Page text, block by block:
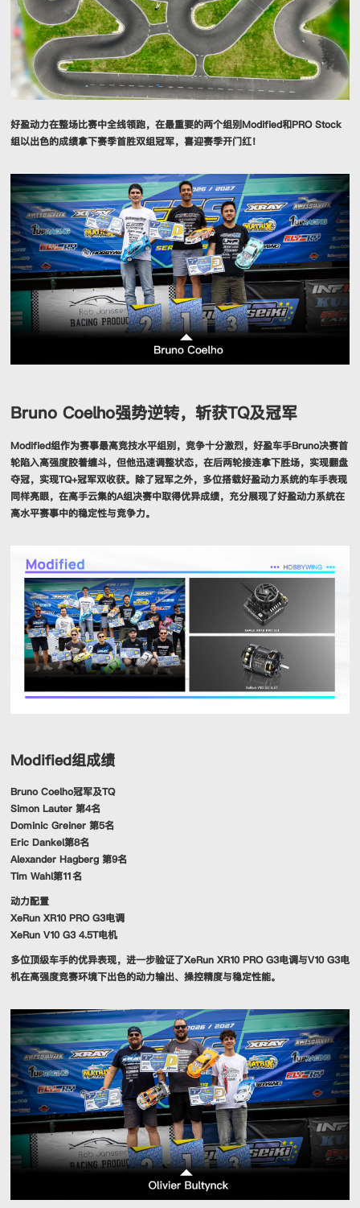
好盈动力在整场比赛中全线领跑，在最重要的两个组别Modified和PRO Stock
组以出色的成绩拿下赛季首胜双组冠军，喜迎赛季开门红！
Bruno Coelho强势逆转，斩获TQ及冠军
Modified组作为赛事最高竞技水平组别，竞争十分激烈，好盈车手Bruno决赛首
轮陷入高强度胶着缠斗，但他迅速调整状态，在后两轮接连拿下胜场，实现翻盘
夺冠，实现TQ+冠军双收获。除了冠军之外，多位搭载好盈动力系统的车手表现
同样亮眼，在高手云集的A组决赛中取得优异成绩，充分展现了好盈动力系统在
高水平赛事中的稳定性与竞争力。
Modified组成绩
Bruno Coelho冠军及TQ
Simon Lauter 第4名
Dominic Greiner 第5名
Eric Dankel第8名
Alexander Hagberg 第9名
Tim Wahl第11名
动力配置
XeRun XR10 PRO G3电调
XeRun V10 G3 4.5T电机
多位顶级车手的优异表现，进一步验证了XeRun XR10 PRO G3电调与V10 G3电
机在高强度竞赛环境下出色的动力输出、操控精度与稳定性能。